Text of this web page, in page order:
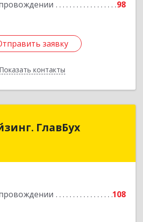
98
заявку
Показать контакты
заявку
Назад
ГлавБух
108
ГлавБух
Балкарская Респ, Нальчик г,